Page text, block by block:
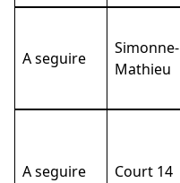
A seguire
Simonne-
Mathieu
A seguire Court 14